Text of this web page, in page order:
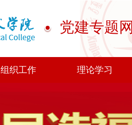
党建专题网
组织工作 理论学习